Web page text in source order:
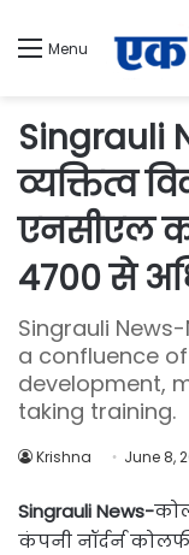
Menu
व्यक्तित्व
एनसीएल
4700 से
Singrauli
a confluence
development,
taking training.
Krishna June 8,
Singrauli News-
कंपनी नॉर्दर्न